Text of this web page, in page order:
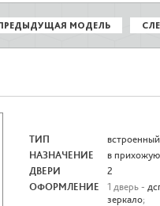
МОДЕЛЬ
ТИП
НАЗНАЧЕНИЕ
в прихожую
ДВЕРИ
2
ОФОРМЛЕНИЕ
1 дверь -
зеркало;